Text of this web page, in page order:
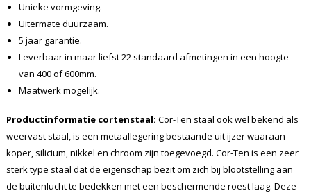
Unieke vormgeving.
Uitermate duurzaam.
5 jaar garantie.
Leverbaar in maar liefst 22 standaard afmetingen in een hoogte
van 400 of 600mm.
Maatwerk mogelijk.
Productinformatie cortenstaal: Cor-Ten staal ook wel bekend als
weervast staal, is een metaallegering bestaande uit ijzer waaraan
koper, silicium, nikkel en chroom zijn toegevoegd. Cor-Ten is een zeer
sterk type staal dat de eigenschap bezit om zich bij blootstelling aan
de buitenlucht te bedekken met een beschermende roest laag. Deze